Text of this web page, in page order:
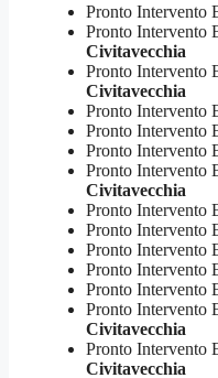
Pronto Intervento
Pronto Intervento
Civitavecchia
Pronto Intervento
Civitavecchia
Pronto Intervento
Pronto Intervento
Pronto Intervento
Pronto Intervento
Civitavecchia
Pronto Intervento
Pronto Intervento
Pronto Intervento
Pronto Intervento
Pronto Intervento
Pronto Intervento
Civitavecchia
Pronto Intervento
Civitavecchia